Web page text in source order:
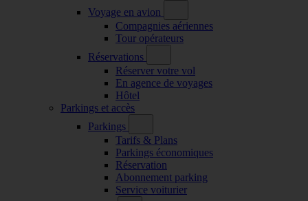
Voyage en avion
Compagnies aériennes
Tour opérateurs
Réservations
Réserver votre vol
En agence de voyages
Hôtel
Parkings et accès
Parkings
Tarifs & Plans
Parkings économiques
Réservation
Abonnement parking
Service voiturier